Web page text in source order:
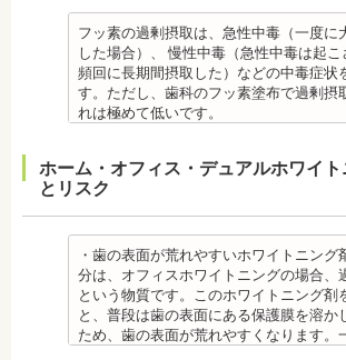
日本大学歯学部口腔外科第２講座大学院
歯学博士（口腔外科学）
日本大学歯学部非常勤講師
社会福祉法人富士白苑理事
療後も歯科医師の指示を守ってください
・矯正終了後に矯正箇所が元に戻る場合
す。
監修医情報 医療法人社団日坂会 理事
先生
【プロフィール】 日本大学歯学部卒業
歯学博士（口腔外科学）
日本大学歯学部非常勤講師
装着時間を守っていなかったり、定期的
きなかった場合は、治療期間が延びる場
す。
・特殊な噛み合わせ、骨の硬さ、歯のか
は、治療期間が長くなる場合があります
・舌で歯を押す癖や、歯並びに悪影響を
・矯正治療で歯を動かして歯並びを整え
療」を終えて歯並びが改善されても、ま
安定するまでの保定期間には個人差があ
療後も歯科医師の指示を守ってください
監修医情報 医療法人社団日坂会 理事
先生
【プロフィール】
日本大学歯学部卒業
同時に確認します。
監修医情報 菊地由利佳先生
【プロフィール】
日本歯科大学新潟生命歯学部卒業
新潟大学医歯学総合病院にて研修
都内歯科医院にて勤務
臭で悩んでいる場合はその関連性も合わ
必要です。また、よく食べる食べ物、ブ
不足、喫煙や飲酒などが影響する場合も
原因がわかれば口臭軽減に向けて指導が
す。
監修医情報 菊地由利佳先生
新潟大学医歯学総合病院にて研修
都内歯科医院にて勤務
フッ素の過剰摂取は、急性中毒（一度に
した場合）、 慢性中毒（急性中毒は起こ
頻回に長期間摂取した）などの中毒症状
す。ただし、歯科のフッ素塗布で過剰摂
れは極めて低いです。
（過剰摂取）推定中毒量は、5歳児（体
週5回法のフッ化物洗口液（0.05％フッ化
溶液）を40人分一度に飲んだ場合に到達
省 フッ化物の急性中毒量 e-ヘルスネット
また、フッ素を塗った場合でも、ブラッ
や磨き残しがあれば虫歯はできてしまい
素は虫歯ができにくくなるだけで、通常
シ、歯間掃除などは必要です。
備考 フッ素を塗布して、歯をコーティン
ホーム・オフィス・デュアルホワイト
とリスク
・歯の表面が荒れやすいホワイトニング
分は、オフィスホワイトニングの場合、
という物質です。このホワイトニング剤
と、普段は歯の表面にある保護膜を溶か
ため、歯の表面が荒れやすくなります。